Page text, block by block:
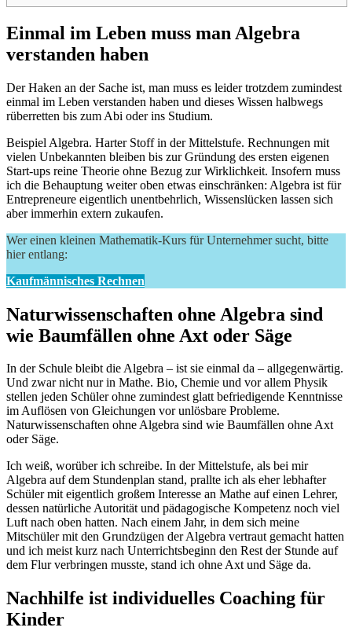
Einmal im Leben muss man Algebra
verstanden haben
Der Haken an der Sache ist, man muss es leider trotzdem zumindest
einmal im Leben verstanden haben und dieses Wissen halbwegs
rüberretten bis zum Abi oder ins Studium.
Beispiel Algebra. Harter Stoff in der Mittelstufe. Rechnungen mit
vielen Unbekannten bleiben bis zur Gründung des ersten eigenen
Start-ups reine Theorie ohne Bezug zur Wirklichkeit. Insofern muss
ich die Behauptung weiter oben etwas einschränken: Algebra ist für
Entrepreneure eigentlich unentbehrlich, Wissenslücken lassen sich
aber immerhin extern zukaufen.
Wer einen kleinen Mathematik-Kurs für Unternehmer sucht, bitte
hier entlang:
Kaufmännisches Rechnen
Naturwissenschaften ohne Algebra sind
wie Baumfällen ohne Axt oder Säge
In der Schule bleibt die Algebra – ist sie einmal da – allgegenwärtig.
Und zwar nicht nur in Mathe. Bio, Chemie und vor allem Physik
stellen jeden Schüler ohne zumindest glatt befriedigende Kenntnisse
im Auflösen von Gleichungen vor unlösbare Probleme.
Naturwissenschaften ohne Algebra sind wie Baumfällen ohne Axt
oder Säge.
Ich weiß, worüber ich schreibe. In der Mittelstufe, als bei mir
Algebra auf dem Stundenplan stand, prallte ich als eher lebhafter
Schüler mit eigentlich großem Interesse an Mathe auf einen Lehrer,
dessen natürliche Autorität und pädagogische Kompetenz noch viel
Luft nach oben hatten. Nach einem Jahr, in dem sich meine
Mitschüler mit den Grundzügen der Algebra vertraut gemacht hatten
und ich meist kurz nach Unterrichtsbeginn den Rest der Stunde auf
dem Flur verbringen musste, stand ich ohne Axt und Säge da.
Nachhilfe ist individuelles Coaching für
Kinder